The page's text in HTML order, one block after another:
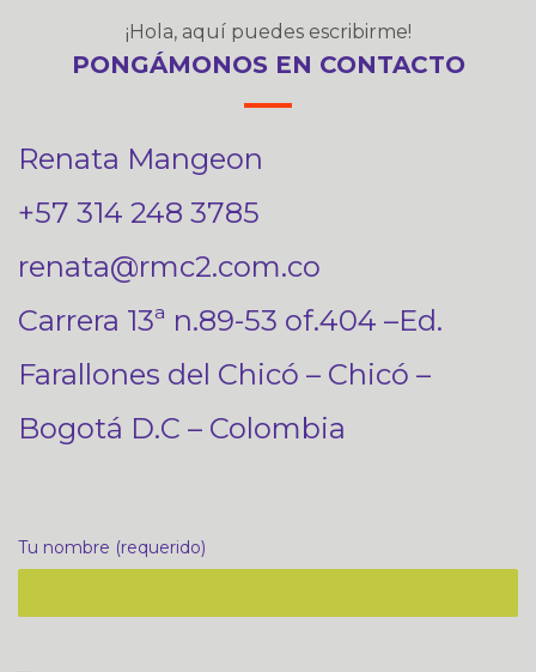
¡Hola, aquí puedes escribirme!
PONGÁMONOS EN CONTACTO
Renata Mangeon
+57 314 248 3785
renata@rmc2.com.co
Carrera 13ª n.89-53 of.404 –Ed.
Farallones del Chicó – Chicó –
Bogotá D.C – Colombia
Tu nombre (requerido)